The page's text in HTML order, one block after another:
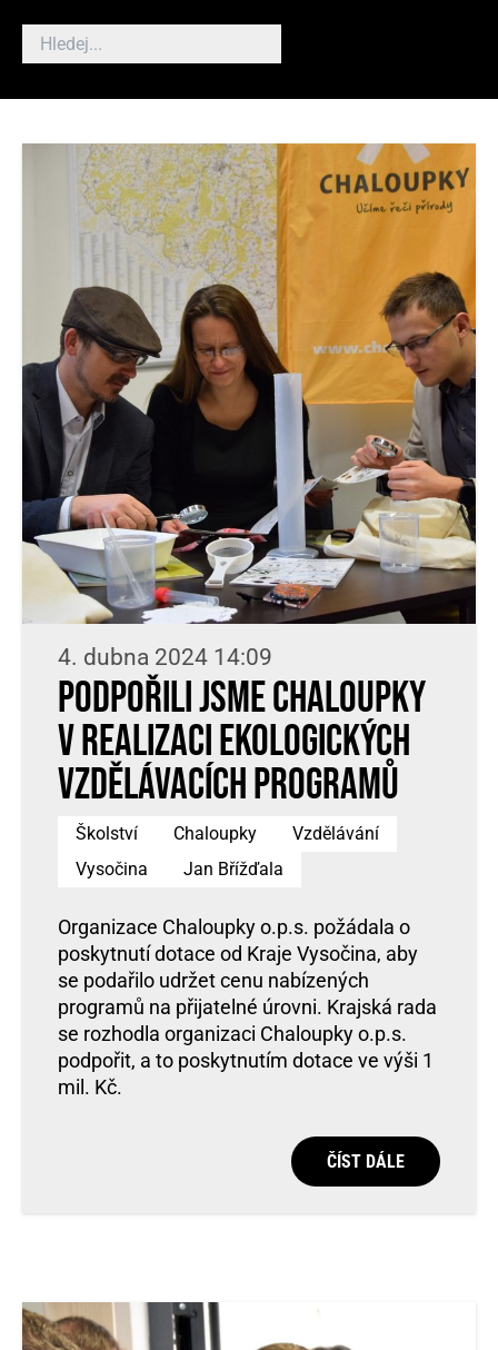
4. dubna 2024 14:09
Podpořili jsme Chaloupky
v realizaci ekologických
vzdělávacích programů
Školství Chaloupky
Vzdělávání
Vysočina
Jan Břížďala
Organizace Chaloupky o.p.s. požádala o
poskytnutí dotace od Kraje Vysočina, aby
se podařilo udržet cenu nabízených
programů na přijatelné úrovni. Krajská rada
se rozhodla organizaci Chaloupky o.p.s.
podpořit, a to poskytnutím dotace ve výši 1
mil. Kč.
ČÍST DÁLE